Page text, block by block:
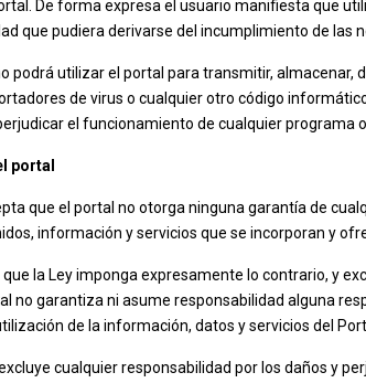
De forma expresa el usuario manifiesta que
que pudiera derivarse del incumplimiento de las
podrá utilizar el portal para transmitir, almacenar,
de virus o cualquier otro código
el funcionamiento de cualquier programa
portal
que el portal no otorga ninguna garantía de
información y servicios que se incorporan y
que la Ley imponga expresamente lo contrario, y
no garantiza ni asume responsabilidad alguna
de la información, datos y servicios del
cualquier responsabilidad por los daños y